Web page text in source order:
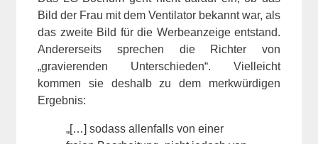
Bild der Frau mit dem Ventilator bekannt war, als
das zweite Bild für die Werbeanzeige entstand.
Andererseits sprechen die Richter von
„gravierenden Unterschieden“. Vielleicht
kommen sie deshalb zu dem merkwürdigen
Ergebnis:
„[…] sodass allenfalls von einer